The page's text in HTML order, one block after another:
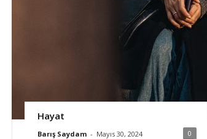
Hayat
Barış Saydam - Mayıs 30, 2024 0